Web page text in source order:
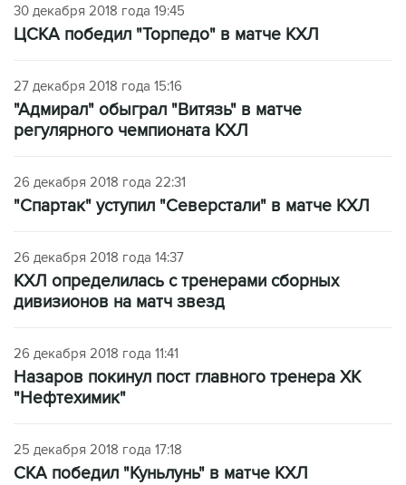
30 декабря 2018 года 19:45
ЦСКА победил "Торпедо" в матче КХЛ
27 декабря 2018 года 15:16
"Адмирал" обыграл "Витязь" в матче
регулярного чемпионата КХЛ
26 декабря 2018 года 22:31
"Спартак" уступил "Северстали" в матче КХЛ
26 декабря 2018 года 14:37
КХЛ определилась с тренерами сборных
дивизионов на матч звезд
26 декабря 2018 года 11:41
Назаров покинул пост главного тренера ХК
"Нефтехимик"
25 декабря 2018 года 17:18
СКА победил "Куньлунь" в матче КХЛ